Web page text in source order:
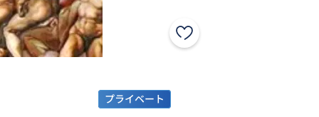
プライベート